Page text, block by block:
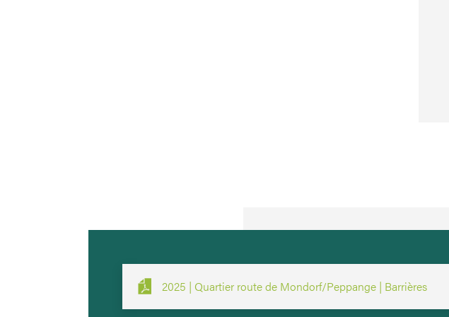
2025 | Quartier route de Mondorf/Peppange | Barrières